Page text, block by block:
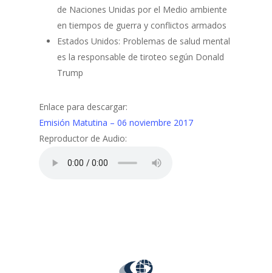
de Naciones Unidas por el Medio ambiente
en tiempos de guerra y conflictos armados
Estados Unidos: Problemas de salud mental
es la responsable de tiroteo según Donald
Trump
Enlace para descargar:
Emisión Matutina – 06 noviembre 2017
Reproductor de Audio: